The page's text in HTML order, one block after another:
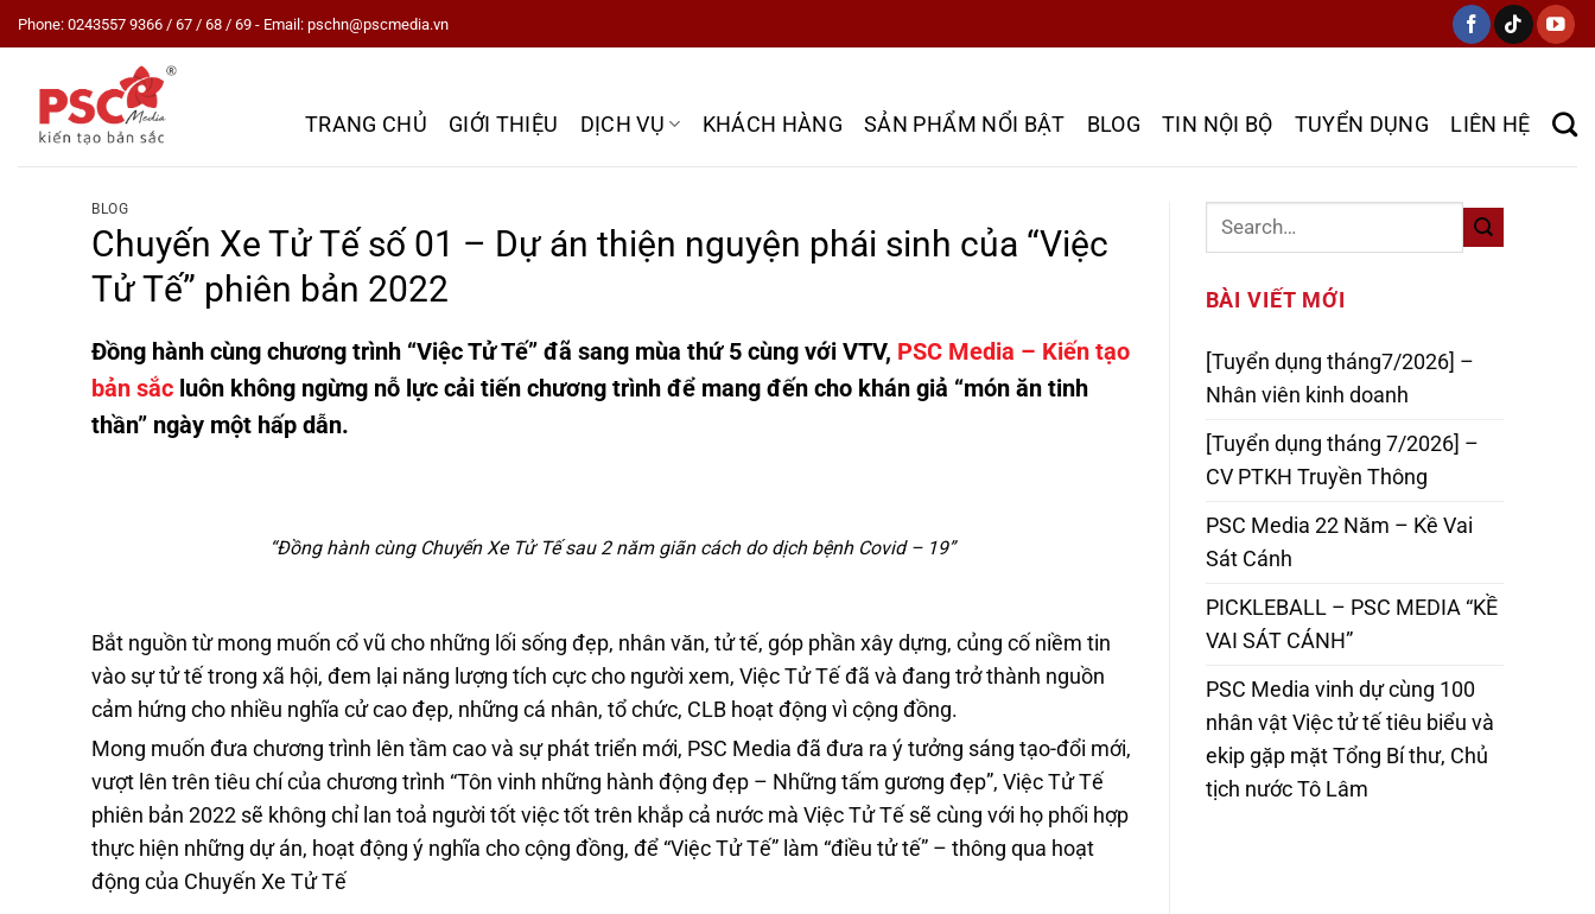
Skip
to
Phone: 0243557 9366 / 67 / 68 / 69 - Email: pschn@pscmedia.vn
TRANG CHỦ GIỚI THIỆU DỊCH VỤ KHÁCH HÀNG SẢN PHẨM NỔI BẬT BLOG TIN NỘI BỘ TUYỂN DỤNG LIÊN HỆ
BLOG
Chuyến Xe Tử Tế số 01 – Dự án thiện nguyện phái sinh của “Việc
Tử Tế” phiên bản 2022
Đồng hành cùng chương trình “Việc Tử Tế” đã sang mùa thứ 5 cùng với VTV, PSC Media – Kiến tạo
bản sắc luôn không ngừng nỗ lực cải tiến chương trình để mang đến cho khán giả “món ăn tinh
thần” ngày một hấp dẫn.
“Đồng hành cùng Chuyến Xe Tử Tế sau 2 năm giãn cách do dịch bệnh Covid – 19”
Bắt nguồn từ mong muốn cổ vũ cho những lối sống đẹp, nhân văn, tử tế, góp phần xây dựng, củng cố niềm tin
vào sự tử tế trong xã hội, đem lại năng lượng tích cực cho người xem, Việc Tử Tế đã và đang trở thành nguồn
cảm hứng cho nhiều nghĩa cử cao đẹp, những cá nhân, tổ chức, CLB hoạt động vì cộng đồng.
Mong muốn đưa chương trình lên tầm cao và sự phát triển mới, PSC Media đã đưa ra ý tưởng sáng tạo-đổi mới,
vượt lên trên tiêu chí của chương trình “Tôn vinh những hành động đẹp – Những tấm gương đẹp”, Việc Tử Tế
phiên bản 2022 sẽ không chỉ lan toả người tốt việc tốt trên khắp cả nước mà Việc Tử Tế sẽ cùng với họ phối hợp
thực hiện những dự án, hoạt động ý nghĩa cho cộng đồng, để “Việc Tử Tế” làm “điều tử tế” – thông qua hoạt
động của Chuyến Xe Tử Tế
BÀI VIẾT MỚI
[Tuyển dụng tháng7/2026] –
Nhân viên kinh doanh
[Tuyển dụng tháng 7/2026] –
CV PTKH Truyền Thông
PSC Media 22 Năm – Kề Vai
Sát Cánh
PICKLEBALL – PSC MEDIA “KỀ
VAI SÁT CÁNH”
PSC Media vinh dự cùng 100
nhân vật Việc tử tế tiêu biểu và
ekip gặp mặt Tổng Bí thư, Chủ
tịch nước Tô Lâm